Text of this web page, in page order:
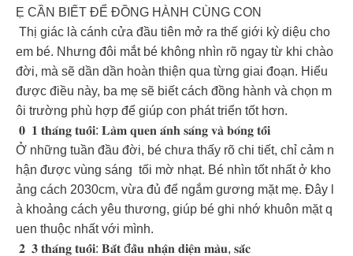
Ẹ CẦN BIẾT ĐỂ ĐỒNG HÀNH CÙNG CON
Thị giác là cánh cửa đầu tiên mở ra thế giới kỳ diệu cho
em bé. Nhưng đôi mắt bé không nhìn rõ ngay từ khi chào
đời, mà sẽ dần dần hoàn thiện qua từng giai đoạn. Hiểu
được điều này, ba mẹ sẽ biết cách đồng hành và chọn m
ôi trường phù hợp để giúp con phát triển tốt hơn.
𝟎 𝟏 𝐭𝐡𝐚́𝐧𝐠 𝐭𝐮𝐨̂̉𝐢: 𝐋𝐚̀𝐦 𝐪𝐮𝐞𝐧 𝐚́𝐧𝐡 𝐬𝐚́𝐧𝐠 𝐯𝐚̀ 𝐛𝐨́𝐧𝐠 𝐭𝐨̂́𝐢
Ở những tuần đầu đời, bé chưa thấy rõ chi tiết, chỉ cảm n
hận được vùng sáng tối mờ nhạt. Bé nhìn tốt nhất ở kho
ảng cách 2030cm, vừa đủ để ngắm gương mặt mẹ. Đây l
à khoảng cách yêu thương, giúp bé ghi nhớ khuôn mặt q
uen thuộc nhất với mình.
𝟐 𝟑 𝐭𝐡𝐚́𝐧𝐠 𝐭𝐮𝐨̂̉𝐢: 𝐁𝐚̆́𝐭 đ𝐚̂̀𝐮 𝐧𝐡𝐚̣̂𝐧 𝐝𝐢𝐞̣̂𝐧 𝐦𝐚̀𝐮, 𝐬𝐚̆́𝐜